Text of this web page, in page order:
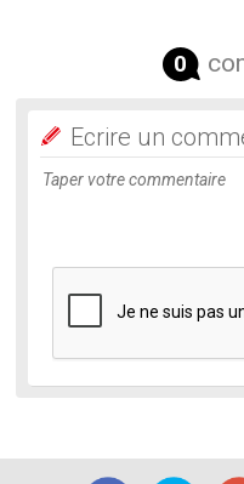
0
Ecrire un